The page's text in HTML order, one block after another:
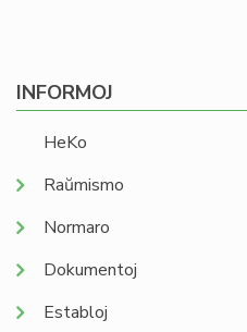
INFORMOJ
HeKo
Raŭmismo
Normaro
Dokumentoj
Establoj